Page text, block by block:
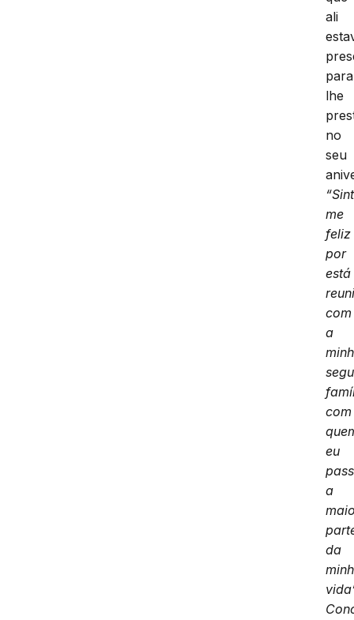
ali
para
lhe
no
seu
me
feliz
por
está
com
a
com
eu
a
da